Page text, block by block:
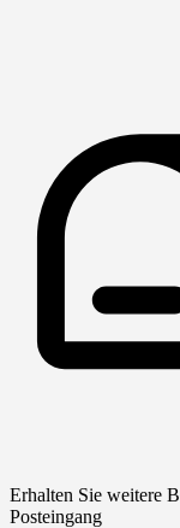
Erhalten Sie weitere
Posteingang